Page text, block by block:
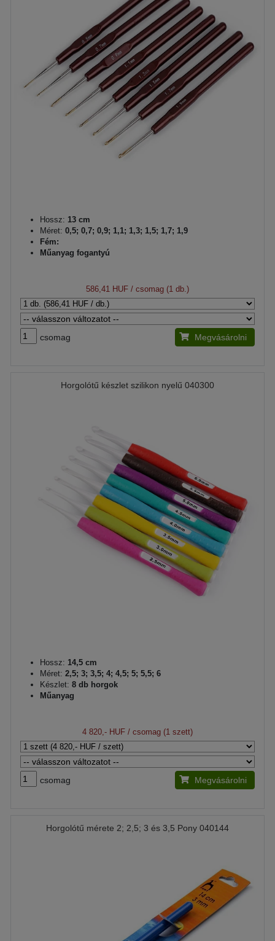
Hossz: 13 cm
Méret: 0,5; 0,7; 0,9; 1,1; 1,3; 1,5; 1,7; 1,9
Fém:
Műanyag fogantyú
586,41 HUF / csomag (1 db.)
csomag Megvásárolni
Horgolótű készlet szilikon nyelű 040300
Hossz: 14,5 cm
Méret: 2,5; 3; 3,5; 4; 4,5; 5; 5,5; 6
Készlet: 8 db horgok
Műanyag
4 820,- HUF / csomag (1 szett)
csomag Megvásárolni
Horgolótű mérete 2; 2,5; 3 és 3,5 Pony 040144